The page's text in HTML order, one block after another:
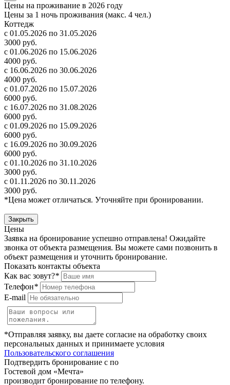
Цены на проживание в 2026 году
Цены за 1 ночь проживания (макс. 4 чел.)
Коттедж
с 01.05.2026 по 31.05.2026
3000 руб.
с 01.06.2026 по 15.06.2026
4000 руб.
с 16.06.2026 по 30.06.2026
4000 руб.
с 01.07.2026 по 15.07.2026
6000 руб.
с 16.07.2026 по 31.08.2026
6000 руб.
с 01.09.2026 по 15.09.2026
6000 руб.
с 16.09.2026 по 30.09.2026
6000 руб.
с 01.10.2026 по 31.10.2026
3000 руб.
с 01.11.2026 по 30.11.2026
3000 руб.
*Цена может отличаться. Уточняйте при бронировании.
Закрыть
Цены
Заявка на бронирование успешно отправлена! Ожидайте
звонка от объекта размещения. Вы можете сами позвонить в
объект размещения и уточнить бронирование.
Показать контакты объекта
Как вас зовут?*
Телефон*
E-mail
*Отправляя заявку, вы даете согласие на обработку своих
персональных данных и принимаете условия
Пользовательского соглашения
Подтвердить бронирование с по
Гостевой дом «Мечта»
производит бронирование по телефону.